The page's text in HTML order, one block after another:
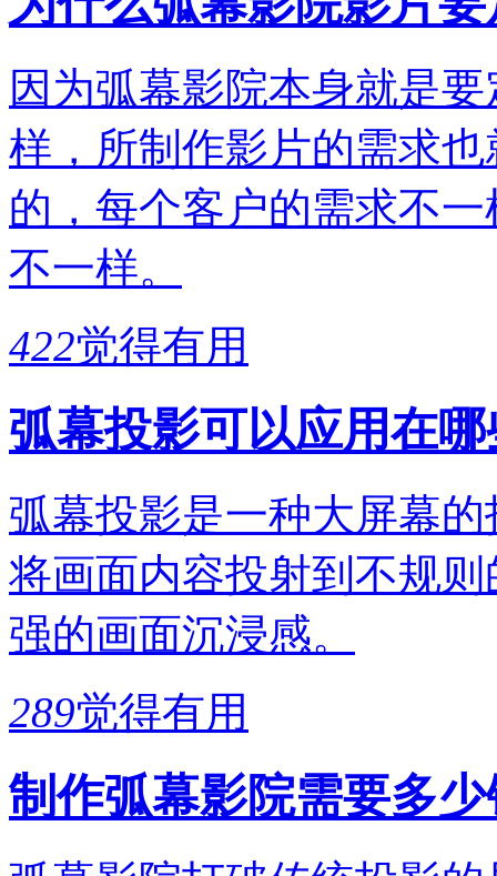
因为弧幕影院本身就是
样，所制作影片的需求
的，每个客户的需求不
不一样。
422觉得有用
弧幕投影可以应用在
弧幕投影是一种大屏幕
将画面内容投射到不规
强的画面沉浸感。
289觉得有用
制作弧幕影院需要多